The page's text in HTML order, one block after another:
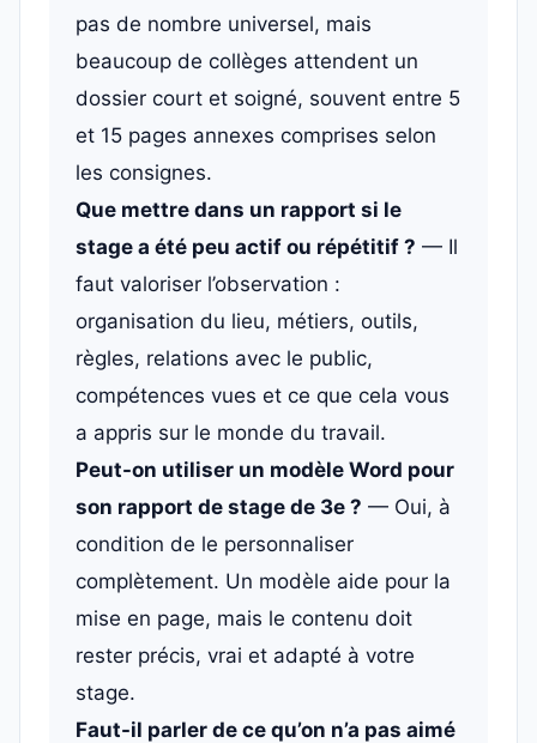
pas de nombre universel, mais
beaucoup de collèges attendent un
dossier court et soigné, souvent entre 5
et 15 pages annexes comprises selon
les consignes.
Que mettre dans un rapport si le
stage a été peu actif ou répétitif ? — Il
faut valoriser l’observation :
organisation du lieu, métiers, outils,
règles, relations avec le public,
compétences vues et ce que cela vous
a appris sur le monde du travail.
Peut-on utiliser un modèle Word pour
son rapport de stage de 3e ? — Oui, à
condition de le personnaliser
complètement. Un modèle aide pour la
mise en page, mais le contenu doit
rester précis, vrai et adapté à votre
stage.
Faut-il parler de ce qu’on n’a pas aimé